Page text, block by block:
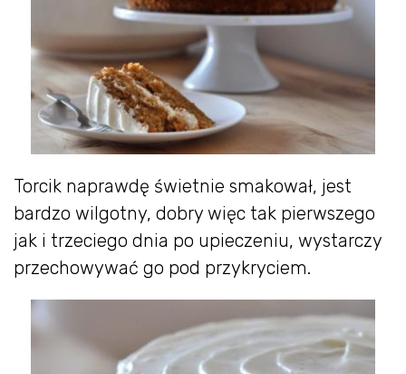
Torcik naprawdę świetnie smakował, jest
bardzo wilgotny, dobry więc tak pierwszego
jak i trzeciego dnia po upieczeniu, wystarczy
przechowywać go pod przykryciem.